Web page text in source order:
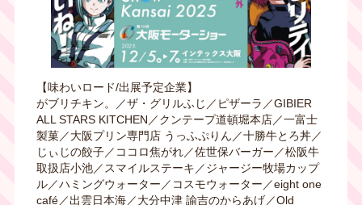
【味わいロード/出展予定企業】
がブリチキン。／ザ・グリルふじ／ピザーラ／GIBIER
ALL STARS KITCHEN／クンテープ道頓堀本店／一富士
製菓／大阪プリン専門店 うっふぷりん／十勝牛とろ丼／
じぃじの餃子／ココロ焦がれ／佐世保バーガー／松阪牛
取扱店小池／スマイルステーキ／ジャージー牧場カップ
ル／ハミングウォーター／コスモウォーター／eight one
café／出雲日本海／大分中津 諭吉のからあげ／Old